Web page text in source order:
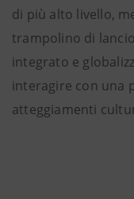
di più alto livello,
trampolino di
integrato e
interagire con una
atteggiamenti